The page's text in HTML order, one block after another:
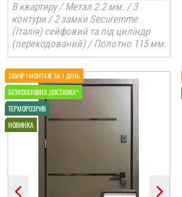
В квартиру / Метал 2.2 мм. / 3
контури / 2 замки Securemme
(Італія) сейфовий та під циліндр
(перекодований) / Полотно 115 мм.